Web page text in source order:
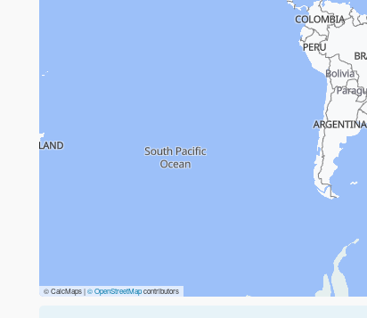
© CalcMaps |© OpenStreetMapcontributors